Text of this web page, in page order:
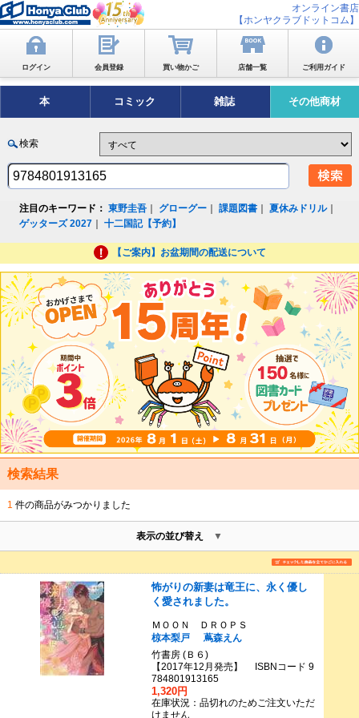
オンライン書店
【ホンヤクラブドットコム】
ログイン 会員登録 買い物かご 店舗一覧 ご利用ガイド
本 コミック 雑誌 その他商材
検索
注目のキーワード： 東野圭吾 グローグー ｜課題図書 ｜夏休みドリル｜
ゲッターズ 2027 ｜十二国記【予約】
【ご案内】お盆期間の配送について
検索結果
1 件の商品がみつかりました
表示の並び替え
怖がりの新妻は竜王に、永く優し
く愛されました。
ＭＯＯＮ ＤＲＯＰＳ
椋本梨戸
蔦森えん
竹書房 (Ｂ６)
【2017年12月発売】 ISBNコード 9
784801913165
1,320円
在庫状況：品切れのためご注文いただ
けません